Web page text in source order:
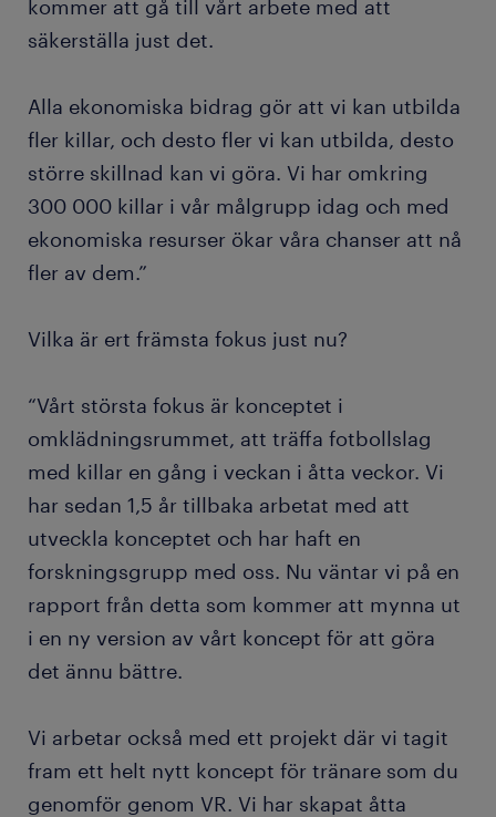
kommer att gå till vårt arbete med att
säkerställa just det.
Alla ekonomiska bidrag gör att vi kan utbilda
fler killar, och desto fler vi kan utbilda, desto
större skillnad kan vi göra. Vi har omkring
300 000 killar i vår målgrupp idag och med
ekonomiska resurser ökar våra chanser att nå
fler av dem.”
Vilka är ert främsta fokus just nu?
“Vårt största fokus är konceptet i
omklädningsrummet, att träffa fotbollslag
med killar en gång i veckan i åtta veckor. Vi
har sedan 1,5 år tillbaka arbetat med att
utveckla konceptet och har haft en
forskningsgrupp med oss. Nu väntar vi på en
rapport från detta som kommer att mynna ut
i en ny version av vårt koncept för att göra
det ännu bättre.
Vi arbetar också med ett projekt där vi tagit
fram ett helt nytt koncept för tränare som du
genomför genom VR. Vi har skapat åtta